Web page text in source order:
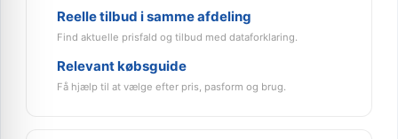
Reelle tilbud i samme afdeling
Find aktuelle prisfald og tilbud med dataforklaring.
Relevant købsguide
Få hjælp til at vælge efter pris, pasform og brug.